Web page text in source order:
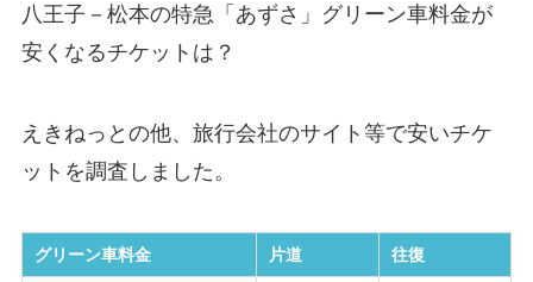
八王子－松本の特急「あずさ」グリーン車料金が
安くなるチケットは？
えきねっとの他、旅行会社のサイト等で安いチケ
ットを調査しました。
グリーン車料金 片道 往復